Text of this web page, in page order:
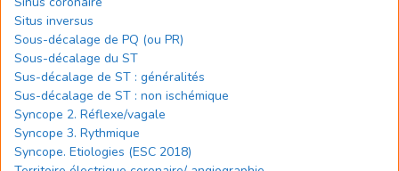
Situs inversus
Sous-décalage de PQ (ou PR)
Sous-décalage du ST
Sus-décalage de ST : généralités
Sus-décalage de ST : non ischémique
Syncope 2. Réflexe/vagale
Syncope 3. Rythmique
Syncope. Etiologies (ESC 2018)